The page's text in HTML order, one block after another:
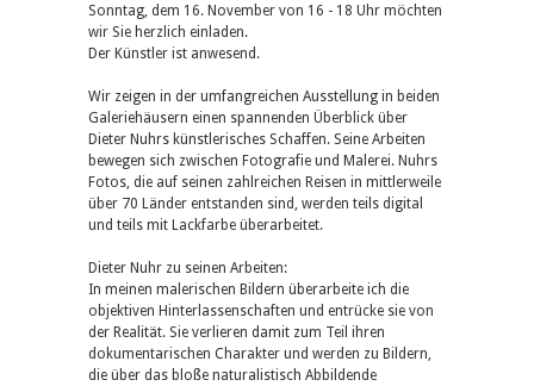
Sonntag, dem 16. November von 16 - 18 Uhr möchten
wir Sie herzlich einladen.
Der Künstler ist anwesend.
Wir zeigen in der umfangreichen Ausstellung in beiden
Galeriehäusern einen spannenden Überblick über
Dieter Nuhrs künstlerisches Schaffen. Seine Arbeiten
bewegen sich zwischen Fotografie und Malerei. Nuhrs
Fotos, die auf seinen zahlreichen Reisen in mittlerweile
über 70 Länder entstanden sind, werden teils digital
und teils mit Lackfarbe überarbeitet.
Dieter Nuhr zu seinen Arbeiten:
In meinen malerischen Bildern überarbeite ich die
objektiven Hinterlassenschaften und entrücke sie von
der Realität. Sie verlieren damit zum Teil ihren
dokumentarischen Charakter und werden zu Bildern,
die über das bloße naturalistisch Abbildende